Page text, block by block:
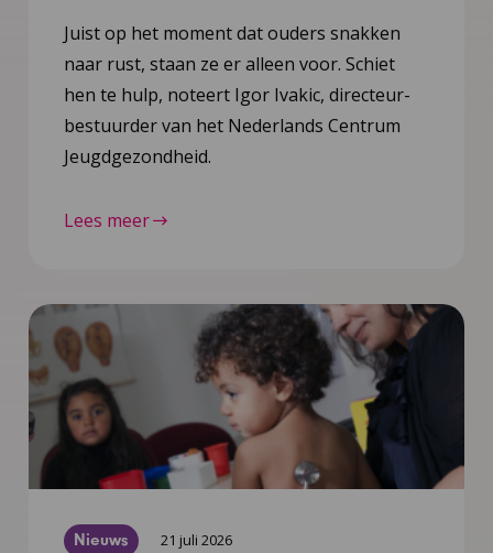
Juist op het moment dat ouders snakken
naar rust, staan ze er alleen voor. Schiet
hen te hulp, noteert Igor Ivakic, directeur-
bestuurder van het Nederlands Centrum
Jeugdgezondheid.
Lees meer
Nieuws 21 juli 2026